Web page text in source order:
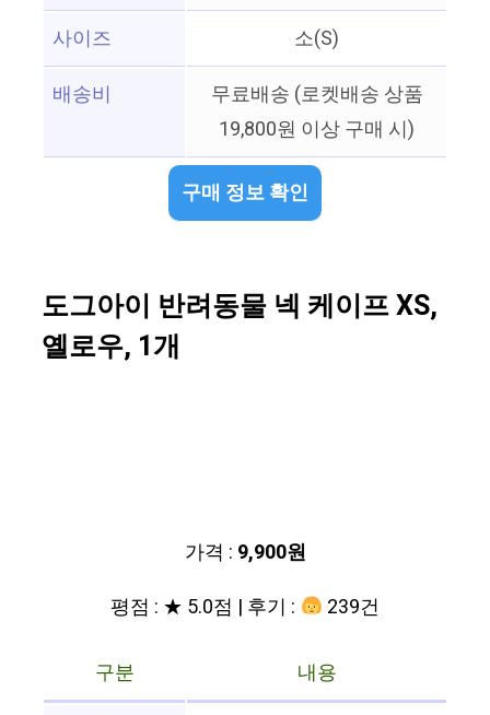
사이즈
소(S)
배송비
무료배송 (로켓배송 상품
19,800원 이상 구매 시)
구매 정보 확인
도그아이 반려동물 넥 케이프 XS,
옐로우, 1개
가격 : 9,900원
평점 : ★ 5.0점 | 후기 :
239건
구분
내용